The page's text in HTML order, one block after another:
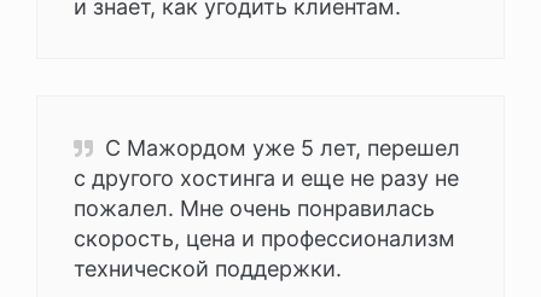
и знает, как угодить клиентам.
С Мажордом уже 5 лет, перешел
с другого хостинга и еще не разу не
пожалел. Мне очень понравилась
скорость, цена и профессионализм
технической поддержки.